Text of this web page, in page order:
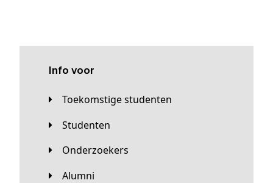
Info voor
Toekomstige studenten
Studenten
Onderzoekers
Alumni